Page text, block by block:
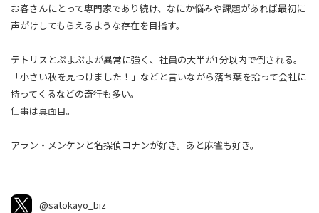
お客さんにとって専門家であり続け、なにか悩みや課題があれば最初に
声がけしてもらえるような存在を目指す。
テトリスとぷよぷよが異常に強く、社員の大半が1分以内で倒される。
「小さい秋を見つけました！」などと言いながら落ち葉を拾って会社に
持ってくるなどの奇行も多い。
仕事は真面目。
アラン・メンケンと名探偵コナンが好き。あと麻雀も好き。
@satokayo_biz